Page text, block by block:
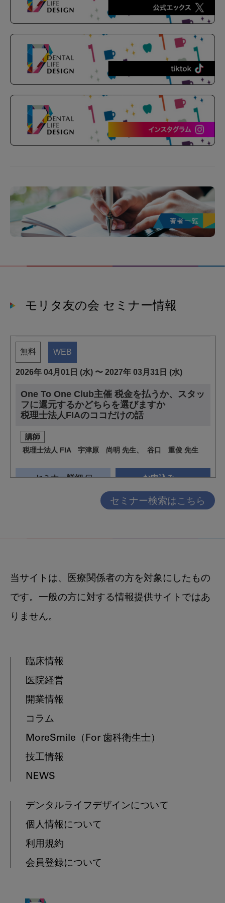
モリタ友の会 セミナー情報
セミナー検索はこちら
当サイトは、医療関係者の方を対象にしたもの
です。一般の方に対する情報提供サイトではあ
りません。
臨床情報
医院経営
開業情報
コラム
MoreSmile （For 歯科衛生士）
技工情報
NEWS
デンタルライフデザインについて
個人情報について
利用規約
会員登録について